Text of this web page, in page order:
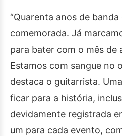
“Quarenta anos de
comemorada. Já
para bater com o mês de
Estamos com sangue no
destaca o guitarrista.
ficar para a história,
devidamente registrada
um para cada evento,